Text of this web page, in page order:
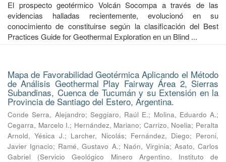
El prospecto geotérmico Volcán Socompa a través de las
evidencias halladas recientemente, evolucionó en su
conocimiento de constituirse según la clasificación del Best
Practices Guide for Geothermal Exploration en un Blind ...
Mapa de Favorabilidad Geotérmica Aplicando el Método
de Análisis Geothermal Play Fairway Área 2, Sierras
Subandinas, Cuenca de Tucumán y su Extensión en la
Provincia de Santiago del Estero, Argentina.
Conde Serra, Alejandro; Seggiaro, Raúl E.; Molina, Eduardo A.;
Cegarra, Marcelo I.; Hernández, Mariano; Carrizo, Noelia; Peralta
Arnold, Yésica J.; Larcher, Nicolás; Fernández, Diego; Peroni,
Javier Ignacio; Ramé, Gustavo A.; Naón, Virginia; Asato, Carlos
Gabriel
(Servicio Geológico Minero Argentino. Instituto de